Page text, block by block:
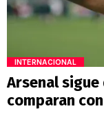
INTERNACIONAL
Arsenal sigue
comparan